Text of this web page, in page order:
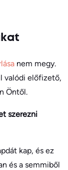
nem megy.
valódi előfizető,
Öntől.
szerezni
kap, és ez
és a semmiből